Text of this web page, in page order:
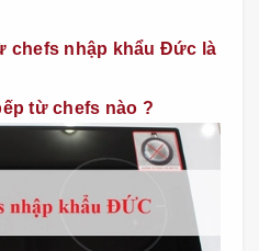
chefs nhập khẩu Đức là
từ chefs nào ?